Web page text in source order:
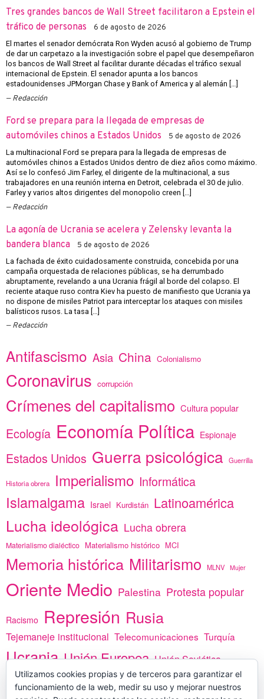
Tres grandes bancos de Wall Street facilitaron a Epstein el
tráfico de personas
6 de agosto de 2026
El martes el senador demócrata Ron Wyden acusó al gobierno de Trump
de dar un carpetazo a la investigación sobre el papel que desempeñaron
los bancos de Wall Street al facilitar durante décadas el tráfico sexual
internacional de Epstein. El senador apunta a los bancos
estadounidenses JPMorgan Chase y Bank of America y al alemán […]
Redacción
Ford se prepara para la llegada de empresas de
automóviles chinos a Estados Unidos
5 de agosto de 2026
La multinacional Ford se prepara para la llegada de empresas de
automóviles chinos a Estados Unidos dentro de diez años como máximo.
Así se lo confesó Jim Farley, el dirigente de la multinacional, a sus
trabajadores en una reunión interna en Detroit, celebrada el 30 de julio.
Farley y varios altos dirigentes del monopolio creen […]
Redacción
La agonía de Ucrania se acelera y Zelensky levanta la
bandera blanca
5 de agosto de 2026
La fachada de éxito cuidadosamente construida, concebida por una
campaña orquestada de relaciones públicas, se ha derrumbado
abruptamente, revelando a una Ucrania frágil al borde del colapso. El
reciente ataque ruso contra Kiev ha puesto de manifiesto que Ucrania ya
no dispone de misiles Patriot para interceptar los ataques con misiles
balísticos rusos. La tasa […]
Redacción
Antifascismo Asia China Colonialismo
Coronavirus corrupción
Crímenes del capitalismo Cultura popular
Ecología Economía Política Espionaje
Estados Unidos Guerra psicológica Guerrilla
Historia obrera Imperialismo Informática
Islamalgama Israel Kurdistán Latinoamérica
Lucha ideológica Lucha obrera
Materialismo dialéctico Materialismo histórico MCI
Memoria histórica Militarismo MLNV Mujer
Oriente Medio Palestina Protesta popular
Racismo Represión Rusia
Tejemaneje institucional Telecomunicaciones Turquía
Ucrania Unión Europea Unión Soviética
vacunas Yemen África
Utilizamos cookies propias y de terceros para garantizar el
funcionamiento de la web, medir su uso y mejorar nuestros